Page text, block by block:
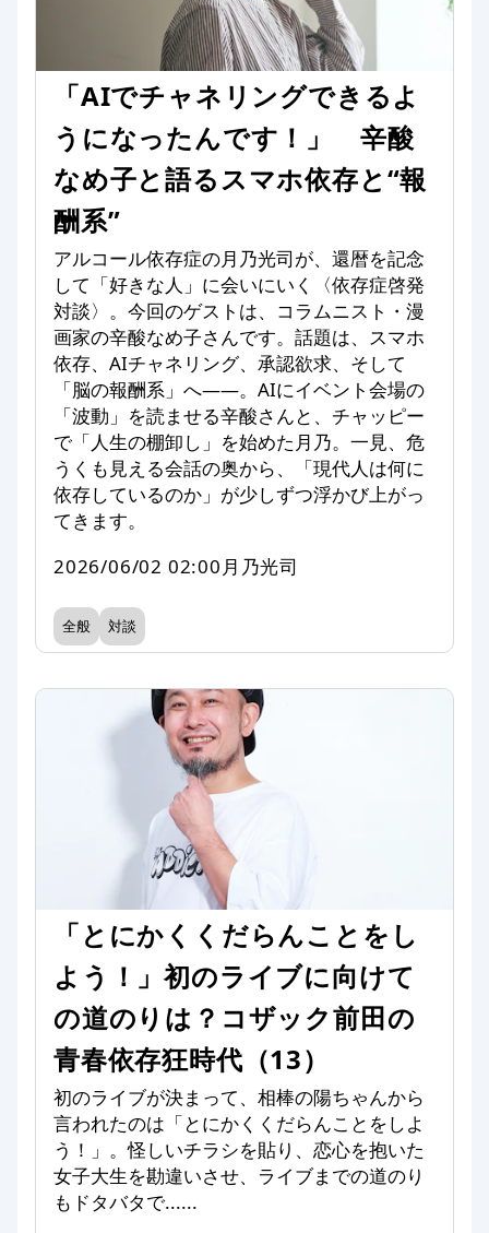
「AIでチャネリングできるよ
うになったんです！」 辛酸
なめ子と語るスマホ依存と“報
酬系”
アルコール依存症の月乃光司が、還暦を記念
して「好きな人」に会いにいく〈依存症啓発
対談〉。今回のゲストは、コラムニスト・漫
画家の辛酸なめ子さんです。話題は、スマホ
依存、AIチャネリング、承認欲求、そして
「脳の報酬系」へ——。AIにイベント会場の
「波動」を読ませる辛酸さんと、チャッピー
で「人生の棚卸し」を始めた月乃。一見、危
うくも見える会話の奥から、「現代人は何に
依存しているのか」が少しずつ浮かび上がっ
てきます。
2026/06/02 02:00 月乃光司
全般 対談
「とにかくくだらんことをし
よう！」初のライブに向けて
の道のりは？コザック前田の
青春依存狂時代（13）
初のライブが決まって、相棒の陽ちゃんから
言われたのは「とにかくくだらんことをしよ
う！」。怪しいチラシを貼り、恋心を抱いた
女子大生を勘違いさせ、ライブまでの道のり
もドタバタで......